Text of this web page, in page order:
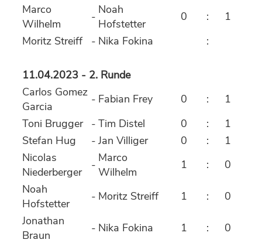
Marco
Wilhelm
- Noah
Hofstetter
0 :
1
Moritz Streiff
- Nika Fokina :
11.04.2023 - 2. Runde
Carlos Gomez
Garcia
- Fabian Frey 0 :
1
Toni Brugger
- Tim Distel 0 :
1
Stefan Hug
- Jan Villiger 0 :
1
Nicolas
Niederberger
- Marco
Wilhelm
1 :
0
Noah
Hofstetter
- Moritz Streiff 1 :
0
Jonathan
Braun
- Nika Fokina 1 : 0